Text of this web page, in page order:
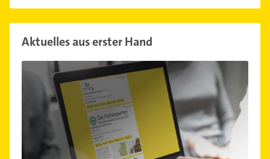
Aktuelles aus erster Hand